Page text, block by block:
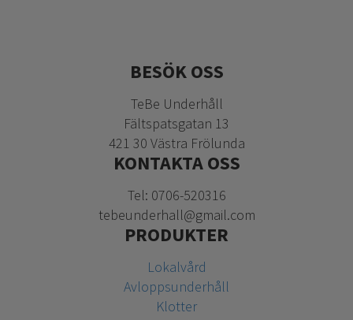
BESÖK OSS
TeBe Underhåll
Fältspatsgatan 13
421 30 Västra Frölunda
KONTAKTA OSS
Tel: 0706-520316
tebeunderhall@gmail.com
PRODUKTER
Lokalvård
Avloppsunderhåll
Klotter